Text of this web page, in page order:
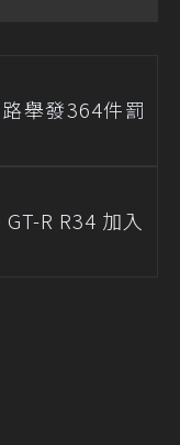
舉發364件罰
R R34 加入